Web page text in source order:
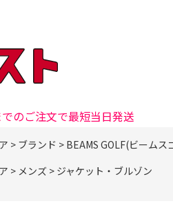
のご注文で最短当日発送
> ブランド > BEAMS GOLF(ビームス
> メンズ > ジャケット・ブルゾン